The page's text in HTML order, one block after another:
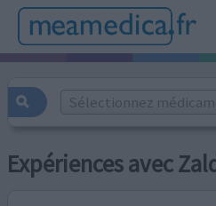
Sélectionnez
Expériences avec